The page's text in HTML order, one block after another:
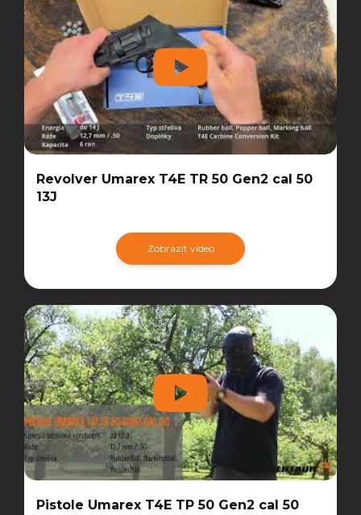
Revolver Umarex T4E TR 50 Gen2 cal 50
13J
Zobrazit video
Pistole Umarex T4E TP 50 Gen2 cal 50